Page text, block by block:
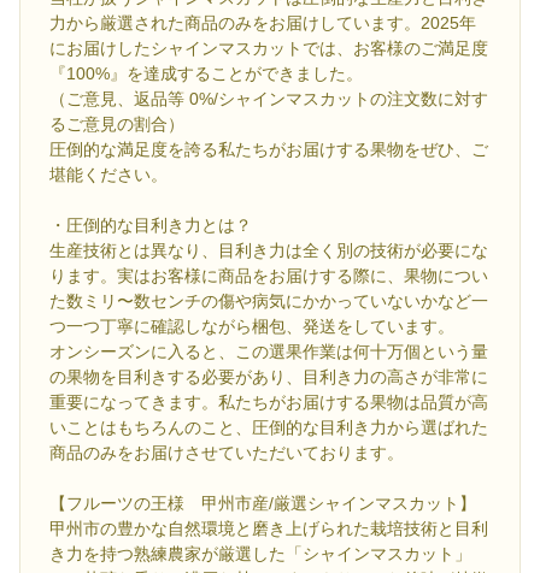
力から厳選された商品のみをお届けしています。2025年
にお届けしたシャインマスカットでは、お客様のご満足度
『100%』を達成することができました。
（ご意見、返品等 0%/シャインマスカットの注文数に対す
るご意見の割合）
圧倒的な満足度を誇る私たちがお届けする果物をぜひ、ご
堪能ください。
・圧倒的な目利き力とは？
生産技術とは異なり、目利き力は全く別の技術が必要にな
ります。実はお客様に商品をお届けする際に、果物につい
た数ミリ〜数センチの傷や病気にかかっていないかなど一
つ一つ丁寧に確認しながら梱包、発送をしています。
オンシーズンに入ると、この選果作業は何十万個という量
の果物を目利きする必要があり、目利き力の高さが非常に
重要になってきます。私たちがお届けする果物は品質が高
いことはもちろんのこと、圧倒的な目利き力から選ばれた
商品のみをお届けさせていただいております。
【フルーツの王様 甲州市産/厳選シャインマスカット】
甲州市の豊かな自然環境と磨き上げられた栽培技術と目利
き力を持つ熟練農家が厳選した「シャインマスカット」